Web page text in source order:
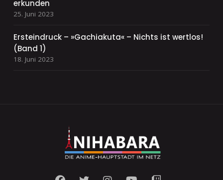
erkunden
25. Juni 2023
Ersteindruck – »Gachiakuta« – Nichts ist wertlos!
(Band 1)
18. Juni 2023